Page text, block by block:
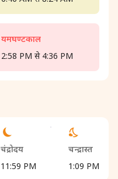
यमघण्टकाल
2:58 PM से 4:36 PM
चंद्रोदय
11:59 PM
चन्द्रास्त
1:09 PM